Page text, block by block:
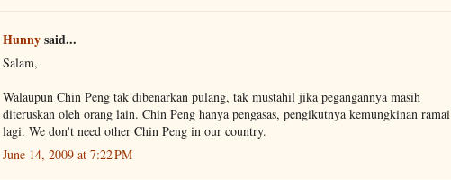
Hunnysaid...
Salam,
Walaupun Chin Peng tak dibenarkan pulang, tak mustahil jika pegangannya masih
diteruskan oleh orang lain. Chin Peng hanya pengasas, pengikutnya kemungkinan ramai
lagi. We don't need other Chin Peng in our country.
June 14, 2009 at 7:22 PM